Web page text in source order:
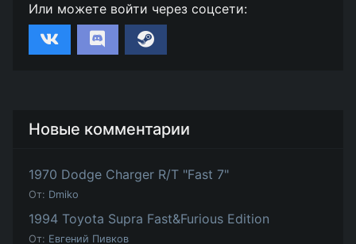
Или можете войти через соцсети:
Новые комментарии
1970 Dodge Charger R/T "Fast 7"
От: Dmiko
1994 Toyota Supra Fast&Furious Edition
От: Евгений Пивков